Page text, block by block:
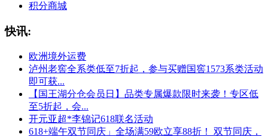
积分商城
快讯:
欧洲境外运费
泸州老窖全系类低至7折起，参与买赠国窖1573系类活动
即可获...
【国王湖分仓会员日】品类专属爆款限时来袭！专区低
至5折起，会...
开元亚超*李锦记618联名活动
618+端午双节同庆」全场满59欧立享88折！ 双节同庆，